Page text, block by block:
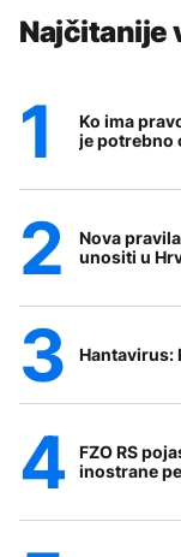
Najčitanije
Ko ima
je potrebno
Nova
unositi u
Hantavirus:
FZO RS
inostrane